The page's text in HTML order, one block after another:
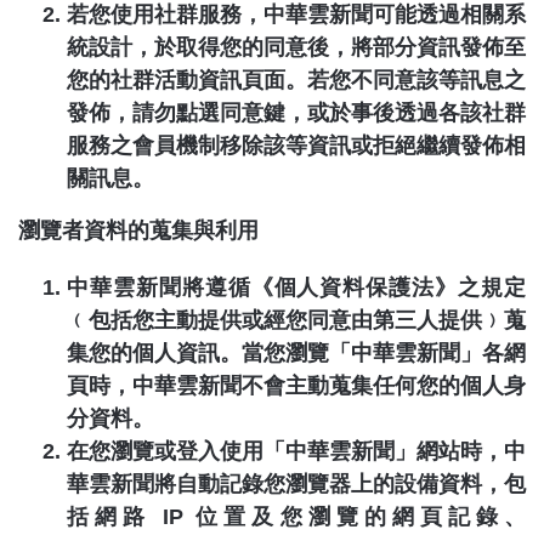
若您使用社群服務， 中華雲新聞可能透過相關系
統設計，於取得您的同意後，將部分資訊發佈至
您的社群活動資訊頁面。若您不同意該等訊息之
發佈，請勿點選同意鍵，或於事後透過各該社群
服務之會員機制移除該等資訊或拒絕繼續發佈相
關訊息。
瀏覽者資料的蒐集與利用
中華雲新聞 將遵循《個人資料保護法》之規定
﹙包括您主動提供或經您同意由第三人提供﹚蒐
集您的個人資訊。當您瀏覽「 中華雲新聞 」各網
頁時， 中華雲新聞不會主動蒐集任何您的個人身
分資料。
在您瀏覽或登入使用「 中華雲新聞 」網站時， 中
華雲新聞將自動記錄您瀏覽器上的設備資料，包
括網路
IP位置及您瀏覽的網頁記錄、